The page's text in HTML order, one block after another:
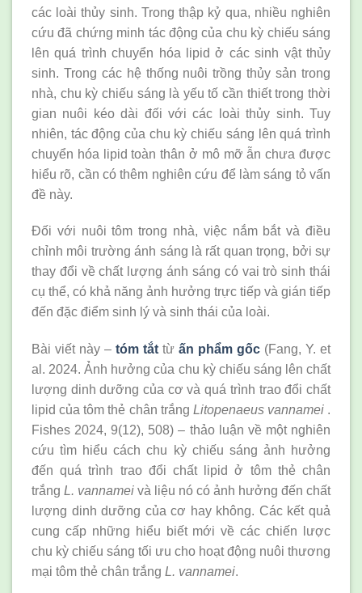
các loài thủy sinh. Trong thập kỷ qua, nhiều nghiên
cứu đã chứng minh tác động của chu kỳ chiếu sáng
lên quá trình chuyển hóa lipid ở các sinh vật thủy
sinh. Trong các hệ thống nuôi trồng thủy sản trong
nhà, chu kỳ chiếu sáng là yếu tố cần thiết trong thời
gian nuôi kéo dài đối với các loài thủy sinh. Tuy
nhiên, tác động của chu kỳ chiếu sáng lên quá trình
chuyển hóa lipid toàn thân ở mô mỡ ẫn chưa được
hiểu rõ, cần có thêm nghiên cứu để làm sáng tỏ vấn
đề này.
Đối với nuôi tôm trong nhà, việc nắm bắt và điều
chỉnh môi trường ánh sáng là rất quan trọng, bởi sự
thay đổi về chất lượng ánh sáng có vai trò sinh thái
cụ thể, có khả năng ảnh hưởng trực tiếp và gián tiếp
đến đặc điểm sinh lý và sinh thái của loài.
Bài viết này – tóm tắt từ ấn phẩm gốc (Fang, Y. et
al. 2024. Ảnh hưởng của chu kỳ chiếu sáng lên chất
lượng dinh dưỡng của cơ và quá trình trao đổi chất
lipid của tôm thẻ chân trắng Litopenaeus vannamei.
Fishes 2024, 9(12), 508) – thảo luận về một nghiên
cứu tìm hiểu cách chu kỳ chiếu sáng ảnh hưởng
đến quá trình trao đổi chất lipid ở tôm thẻ chân
trắng L. vannamei và liệu nó có ảnh hưởng đến chất
lượng dinh dưỡng của cơ hay không. Các kết quả
cung cấp những hiểu biết mới về các chiến lược
chu kỳ chiếu sáng tối ưu cho hoạt động nuôi thương
mại tôm thẻ chân trắng L. vannamei.